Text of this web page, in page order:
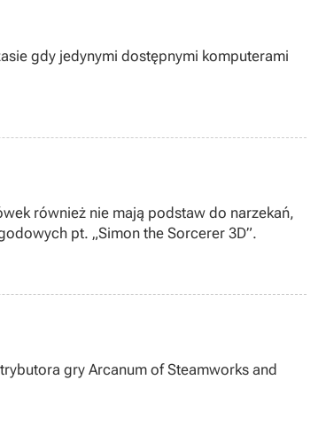
gdy jedynymi dostępnymi komputerami
również nie mają podstaw do narzekań,
pt. „Simon the Sorcerer 3D”.
gry Arcanum of Steamworks and